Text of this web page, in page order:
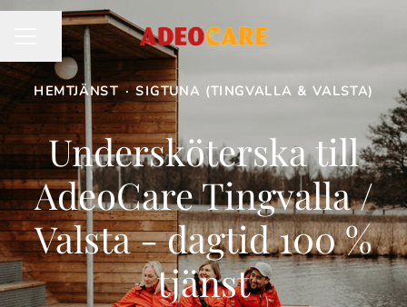
KARRIÄRMENY
Dela sidan
HEMTJÄNST · SIGTUNA (TINGVALLA & VALSTA)
Undersköterska till
AdeoCare Tingvalla /
Valsta - dagtid 100 %
tjänst